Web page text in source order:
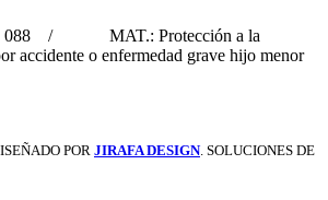
088 / MAT.: Protección a la
accidente o enfermedad grave hijo menor
POR JIRAFA DESIGN. SOLUCIONES DE